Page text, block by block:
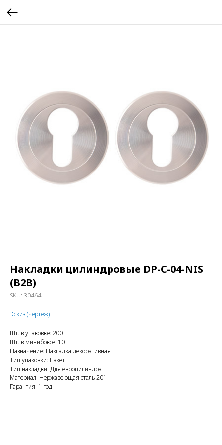
Накладки цилиндровые DP-C-04-NIS
(В2В)
SKU: 30464
Эскиз (чертеж)
Шт. в упаковке: 200
Шт. в минибоксе: 10
Назначение: Накладка декоративная
Тип упаковки: Пакет
Тип накладки: Для евроцилиндра
Материал: Нержавеющая сталь 201
Гарантия: 1 год